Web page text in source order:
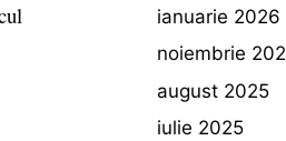
ianuarie 2026
noiembrie
august 2025
iulie 2025